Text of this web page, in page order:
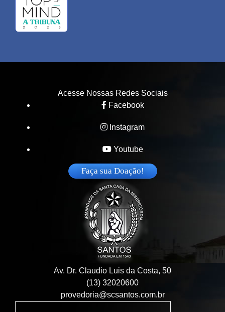
Acesse Nossas Redes Sociais
Facebook
Instagram
Youtube
Faça sua Doação!
Av. Dr. Claudio Luis da Costa, 50
(13) 32020600
provedoria@scsantos.com.br